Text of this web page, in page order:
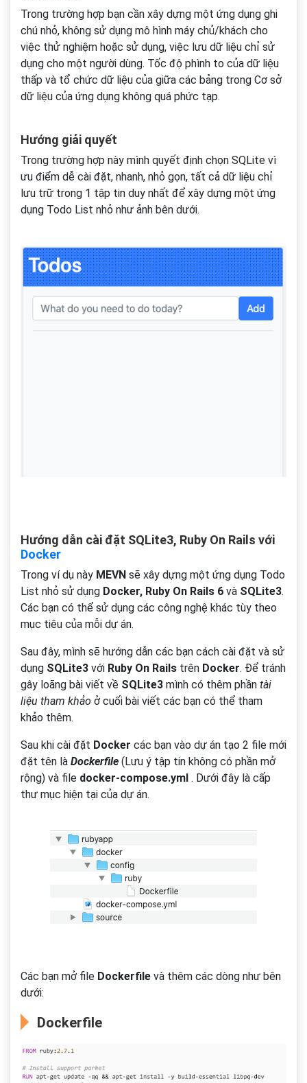
Trong trường hợp bạn cần xây dựng một ứng dụng ghi
chú nhỏ, không sử dụng mô hình máy chủ/khách cho
việc thử nghiệm hoặc sử dụng, việc lưu dữ liệu chỉ sử
dụng cho một người dùng. Tốc độ phình to của dữ liệu
thấp và tổ chức dữ liệu của giữa các bảng trong Cơ sở
dữ liệu của ứng dụng không quá phức tạp.
Hướng giải quyết
Trong trường hợp này mình quyết định chọn SQLite vì
ưu điểm dễ cài đặt, nhanh, nhỏ gọn, tất cả dữ liệu chỉ
lưu trữ trong 1 tập tin duy nhất để xây dựng một ứng
dụng Todo List nhỏ như ảnh bên dưới.
Hướng dẫn cài đặt SQLite3, Ruby On Rails với
Docker
Trong ví dụ này MEVN sẽ xây dựng một ứng dụng Todo
List nhỏ sử dụng Docker, Ruby On Rails 6 và SQLite3.
Các bạn có thể sử dụng các công nghệ khác tùy theo
mục tiêu của mỗi dự án.
Sau đây, mình sẽ hướng dẫn các bạn cách cài đặt và sử
dụng SQLite3 với Ruby On Rails trên Docker. Để tránh
gây loãng bài viết về SQLite3 mình có thêm phần tài
liệu tham khảo ở cuối bài viết các bạn có thể tham
khảo thêm.
Sau khi cài đặt Docker các bạn vào dự án tạo 2 file mới
đặt tên là Dockerfile (Lưu ý tập tin không có phần mở
rộng) và file docker-compose.yml . Dưới đây là cấp
thư mục hiện tại của dự án.
Các bạn mở file Dockerfile và thêm các dòng như bên
dưới:
Dockerfile